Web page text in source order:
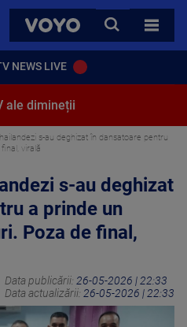
VOYO
CAUTA
TOATE
NEWS LIVE
ale dimineții
s-au deghizat în dansatoare pentru
virală
s-au deghizat
a prinde un
Poza de final,
Data publicării: 26-05-2026 | 22:33
Data actualizării: 26-05-2026 | 22:33